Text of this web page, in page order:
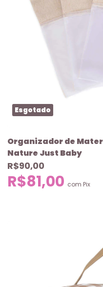
Esgotado
Organizador de
Nature Just Baby
R$90,00
R$81,00 com Pix